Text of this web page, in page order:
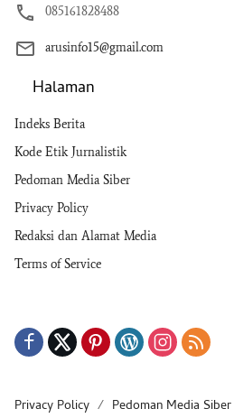
085161828488
arusinfo15@gmail.com
Halaman
Indeks Berita
Kode Etik Jurnalistik
Pedoman Media Siber
Privacy Policy
Redaksi dan Alamat Media
Terms of Service
Privacy Policy Pedoman Media Siber